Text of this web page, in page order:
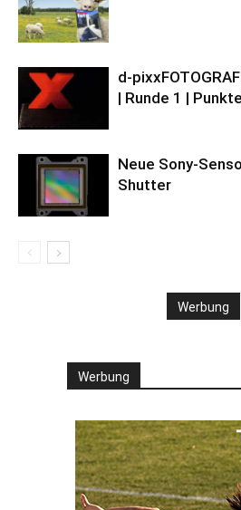
d-
| Runde 1 |
Neue Sony-
Shutter
Werbung
Werbung